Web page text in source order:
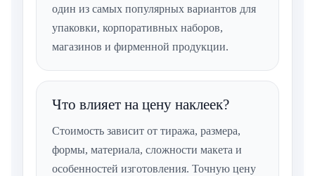
один из самых популярных вариантов для
упаковки, корпоративных наборов,
магазинов и фирменной продукции.
Что влияет на цену наклеек?
Стоимость зависит от тиража, размера,
формы, материала, сложности макета и
особенностей изготовления. Точную цену